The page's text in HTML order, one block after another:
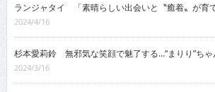
ランジャタイ 「素晴らしい出会いと〝癒着〟が育
2024/4/16
杉本愛莉鈴 無邪気な笑顔で魅了する…“まりり”ちゃ
2024/3/16